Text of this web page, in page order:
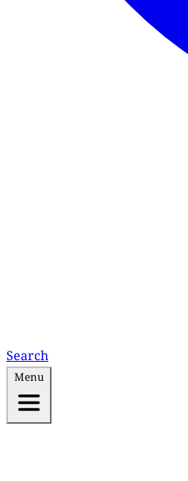
Search
Menu